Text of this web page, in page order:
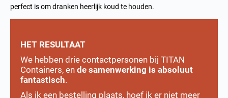
perfect is om dranken heerlijk koud te houden.
HET RESULTAAT
We hebben drie contactpersonen bij TITAN
Containers, en de samenwerking is absoluut
fantastisch.
Als ik een bestelling plaats, hoef ik er niet meer